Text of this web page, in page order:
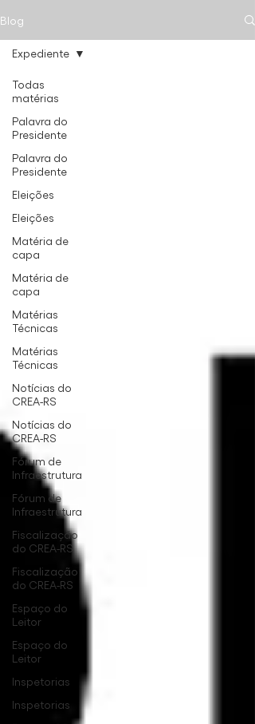
Blog
Todas
matérias
Palavra do
Presidente
Palavra do
Presidente
Eleições
Eleições
Matéria de
capa
Matéria de
capa
Matérias
Técnicas
Matérias
Técnicas
Notícias do
CREA-RS
Notícias do
CREA-RS
Fórum de
Infraestrutura
Fórum de
Infraestrutura
Fiscalização
do CREA-RS
Fiscalização
do CREA-RS
Espaço do
Leitor
Espaço do
Leitor
Inspetorias
Inspetorias
Expediente